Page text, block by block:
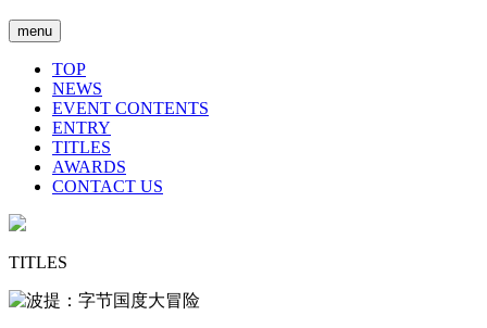
menu
TOP
NEWS
EVENT CONTENTS
ENTRY
TITLES
AWARDS
CONTACT US
TITLES